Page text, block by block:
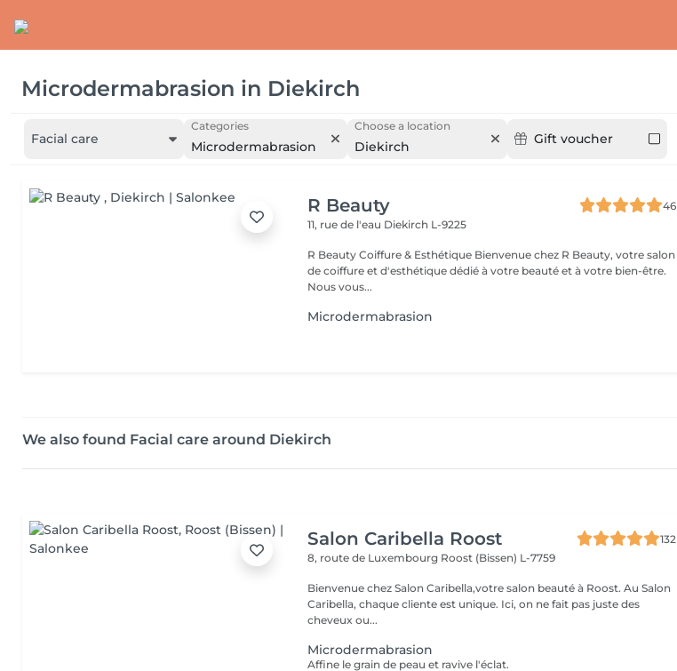
Microdermabrasion in Diekirch
Facial care
Categories
Microdermabrasion
Choose a location
Diekirch Gift voucher
R Beauty
46
11, rue de l'eau Diekirch L-9225
R Beauty Coiffure & Esthétique Bienvenue chez R Beauty, votre salon
de coiffure et d'esthétique dédié à votre beauté et à votre bien-être.
Nous vous...
Microdermabrasion
We also found Facial care around Diekirch
Salon Caribella Roost
132
8, route de Luxembourg Roost (Bissen) L-7759
Bienvenue chez Salon Caribella,votre salon beauté à Roost. Au Salon
Caribella, chaque cliente est unique. Ici, on ne fait pas juste des
cheveux ou...
Microdermabrasion
Affine le grain de peau et ravive l'éclat.